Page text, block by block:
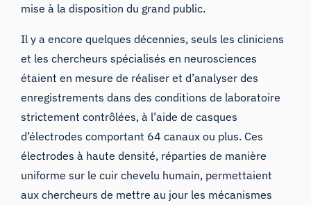
mise à la disposition du grand public.
Il y a encore quelques décennies, seuls les cliniciens
et les chercheurs spécialisés en neurosciences
étaient en mesure de réaliser et d’analyser des
enregistrements dans des conditions de laboratoire
strictement contrôlées, à l’aide decasques
d’électrodes comportant 64 canaux ou plus. Ces
électrodes à haute densité, réparties de manière
uniforme sur le cuir chevelu humain, permettaient
aux chercheurs de mettre au jour les mécanismes